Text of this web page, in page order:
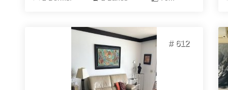
confortable. Garaje en subsuelo. El edificio
ofrece amenities de primer nivel: piscina exterior
e interior climatizada, jacuzzi , gimnasio, sauna,
barbacoas, sala de juegos, cowork, micro cine,
servicio de playa, servicio de mucamas diario,
# 612